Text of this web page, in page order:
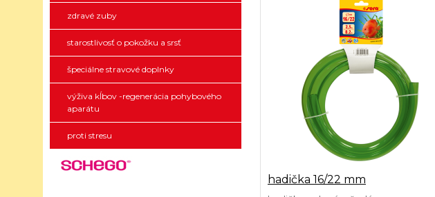
hadička 16/22 mm
zdravé zuby
starostlivosť o pokožku a srsť
špeciálne stravové doplnky
výživa kĺbov -regenerácia pohybového
aparátu
proti stresu